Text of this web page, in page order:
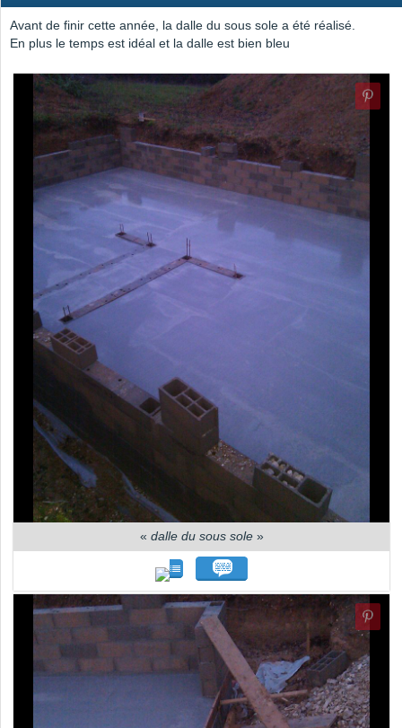
Avant de finir cette année, la dalle du sous sole a été réalisé.
En plus le temps est idéal et la dalle est bien bleu
« dalle du sous sole»